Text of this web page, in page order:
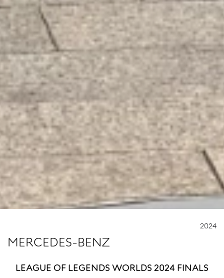
2024
MERCEDES-BENZ
LEAGUE OF LEGENDS WORLDS 2024 FINALS